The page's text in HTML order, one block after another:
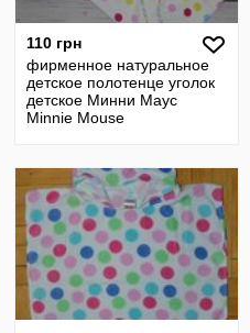
110 грн
фирменное натуральное
детское полотенце уголок
детское Минни Маус
Minnie Mouse